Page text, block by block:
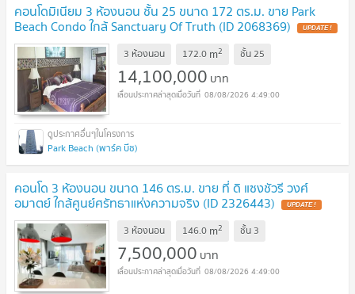
คอนโดมิเนียม 3 ห้องนอน ชั้น 25 ขนาด 172 ตร.ม. ขาย Park
Beach Condo ใกล้ Sanctuary Of Truth (ID 2068369) UPDATE !
3 ห้องนอน 172.0 m2 ชั้น25
14,100,000 บาท
08/08/2026 4:49:00
Park Beach (พาร์ค บีช)
คอนโด 3 ห้องนอน ขนาด 146 ตร.ม. ขาย ที่ ดิ แซงชัวรี วงศ์
อมาตย์ ใกล้ศูนย์ศรัทธาแห่งความจริง (ID 2326443) UPDATE !
3 ห้องนอน 146.0 m2 ชั้น 3
7,500,000 บาท
08/08/2026 4:49:00